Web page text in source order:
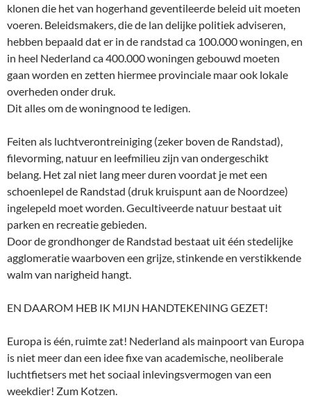
klonen die het van hogerhand geventileerde beleid uit moeten
voeren. Beleidsmakers, die de lan delijke politiek adviseren,
hebben bepaald dat er in de randstad ca 100.000 woningen, en
in heel Nederland ca 400.000 woningen gebouwd moeten
gaan worden en zetten hiermee provinciale maar ook lokale
overheden onder druk.
Dit alles om de woningnood te ledigen.
Feiten als luchtverontreiniging (zeker boven de Randstad),
filevorming, natuur en leefmilieu zijn van ondergeschikt
belang. Het zal niet lang meer duren voordat je met een
schoenlepel de Randstad (druk kruispunt aan de Noordzee)
ingelepeld moet worden. Gecultiveerde natuur bestaat uit
parken en recreatie gebieden.
Door de grondhonger de Randstad bestaat uit één stedelijke
agglomeratie waarboven een grijze, stinkende en verstikkende
walm van narigheid hangt.
EN DAAROM HEB IK MIJN HANDTEKENING GEZET!
Europa is één, ruimte zat! Nederland als mainpoort van Europa
is niet meer dan een idee fixe van academische, neoliberale
luchtfietsers met het sociaal inlevingsvermogen van een
weekdier! Zum Kotzen.